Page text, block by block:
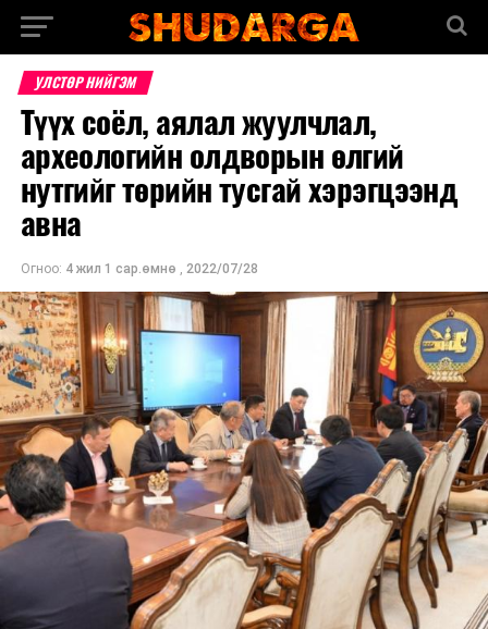
УЛСТӨР НИЙГЭМ
Түүх соёл, аялал жуулчлал,
археологийн олдворын өлгий
нутгийг төрийн тусгай хэрэгцээнд
авна
Огноо: 4 жил 1 сар.өмнө , 2022/07/28